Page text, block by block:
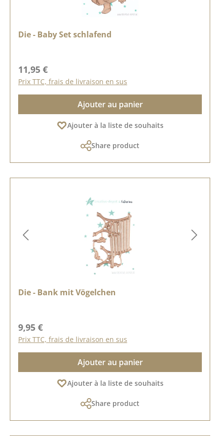
Die - Baby Set schlafend
Prix régulier :
11,95 €
Prix TTC, frais de livraison en sus
Ajouter au panier
Ajouter à la liste de souhaits
Share product
Die - Bank mit Vögelchen
Prix régulier :
9,95 €
Prix TTC, frais de livraison en sus
Ajouter au panier
Ajouter à la liste de souhaits
Share product